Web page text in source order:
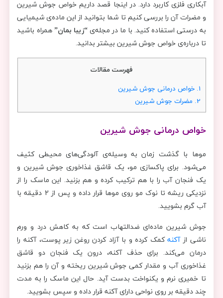
آبکاری فلزی کاربرد دارد. در اینجا قصد داریم خواص جوش شیرین
و مضرات آن را بررسی کنیم تا شما بتوانید از این ماده‌ی شیمیایی
به درستی استفاده کنید. با ما در مجله‌ی“زیبا بمان”همراه باشید
تا درباره‌ی خواص جوش شیرین بیشتر بدانید.
فهرست مقالات
1. خواص درمانی جوش شیرین
2. مضرات جوش شیرین
خواص درمانی جوش شیرین
موها با گذشت زمان به وسیله‌ی آلودگی‌های محیطی کثیف
می‌شود. برای پاکسازی مو، یک قاشق غذاخوری جوش شیرین و
یک فنجان آب را با هم ترکیب کرده و هم بزنید. این ماسک را از
نزدیکی ریشه تا نوک مو روی موها قرار داده و پس از 2 دقیقه با
آب گرم بشویید.
جوش شیرین ماده‌ای ضدالتهاب است که به کاهش درد و ورم
ناشی ازآکنهکمک کرده و با آزاد کردن روغن زیر پوست، آکنه را
درمان می‌کند. برای حذف آکنه، درون یک فنجان دو قاشق
غذاخوری آب و مقدار کمی جوش شیرین ریخته و آن را هم بزنید
تا خمیری نرم و یکنواخت بدست آید. حال این ماسک را به مدت
چند دقیقه بر روی نواحی دارای آکنه قرار داده و سپس بشویید.